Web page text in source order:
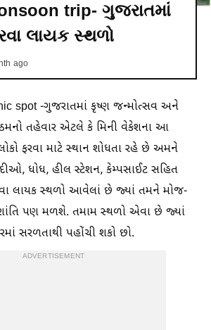
trip- ગુજરાતમાં
લાયક સ્થળો
ago
spot -ગુજરાતમાં કૃષ્ણ જન્મોત્સવ અને
તહેવાર એટલે કે મિની વેકેશના આ
ફરવા માટે સ્થાન શોધતા રહે છે અમને
ધોધ, હીલ સ્ટેશન, કેમ્પસાઈટ સહિત
લાયક સ્થળો આવેલાં છે જ્યાં તમને મોજ-
પણ મળશે. તમામ સ્થળો એવા છે જ્યાં
સરળતાથી પહોંચી શકો છો.
ADVERTISEMENT